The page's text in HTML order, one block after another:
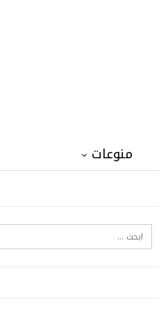
منوعات